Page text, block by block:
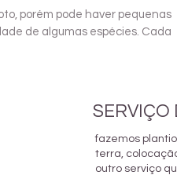
porém pode haver pequenas
de algumas espécies. Cada
SERVIÇO
fazemos
terra,
outro serviço